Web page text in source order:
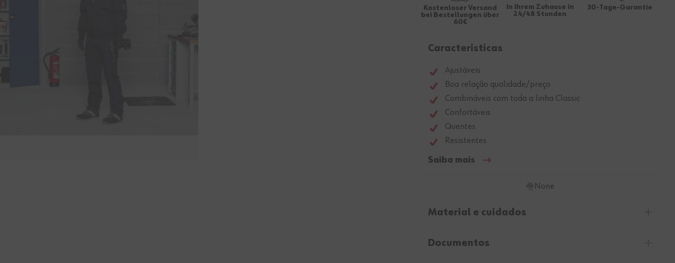
Kostenloser Versand
bei Bestellungen über
60€
In Ihrem Zuhause in
24/48 Stunden
30-Tage-Garantie
Caracteristicas
Ajustáveis
Boa relação qualidade/preço
Combináveis com toda a linha Classic
Confortáveis
Quentes
Resistentes
Saiba mais
None
Material e cuidados
Documentos